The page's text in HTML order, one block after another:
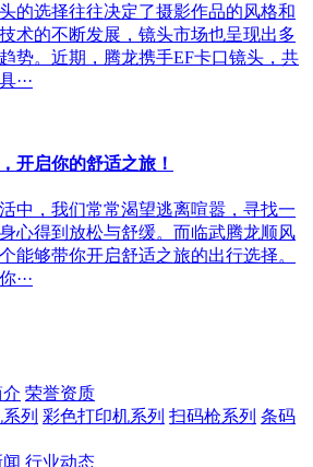
的选择往往决定了摄影作品的风格和
术的不断发展，镜头市场也呈现出多
势。近期，腾龙携手EF卡口镜头，共
···
开启你的舒适之旅！
中，我们常常渴望逃离喧嚣，寻找一
心得到放松与舒缓。而临武腾龙顺风
能够带你开启舒适之旅的出行选择。
···
荣誉资质
列 彩色打印机系列 扫码枪系列 条码
行业动态